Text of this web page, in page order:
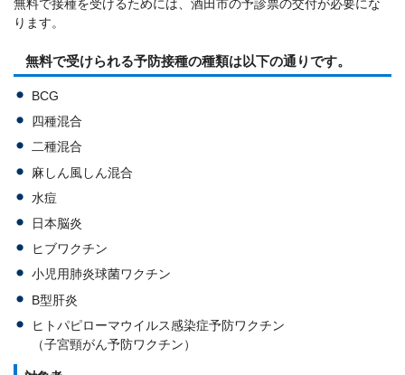
無料で接種を受けるためには、酒田市の予診票の交付が必要にな
ります。
無料で受けられる予防接種の種類は以下の通りです。
BCG
四種混合
二種混合
麻しん風しん混合
水痘
日本脳炎
ヒブワクチン
小児用肺炎球菌ワクチン
B型肝炎
ヒトパピローマウイルス感染症予防ワクチン
（子宮頸がん予防ワクチン）